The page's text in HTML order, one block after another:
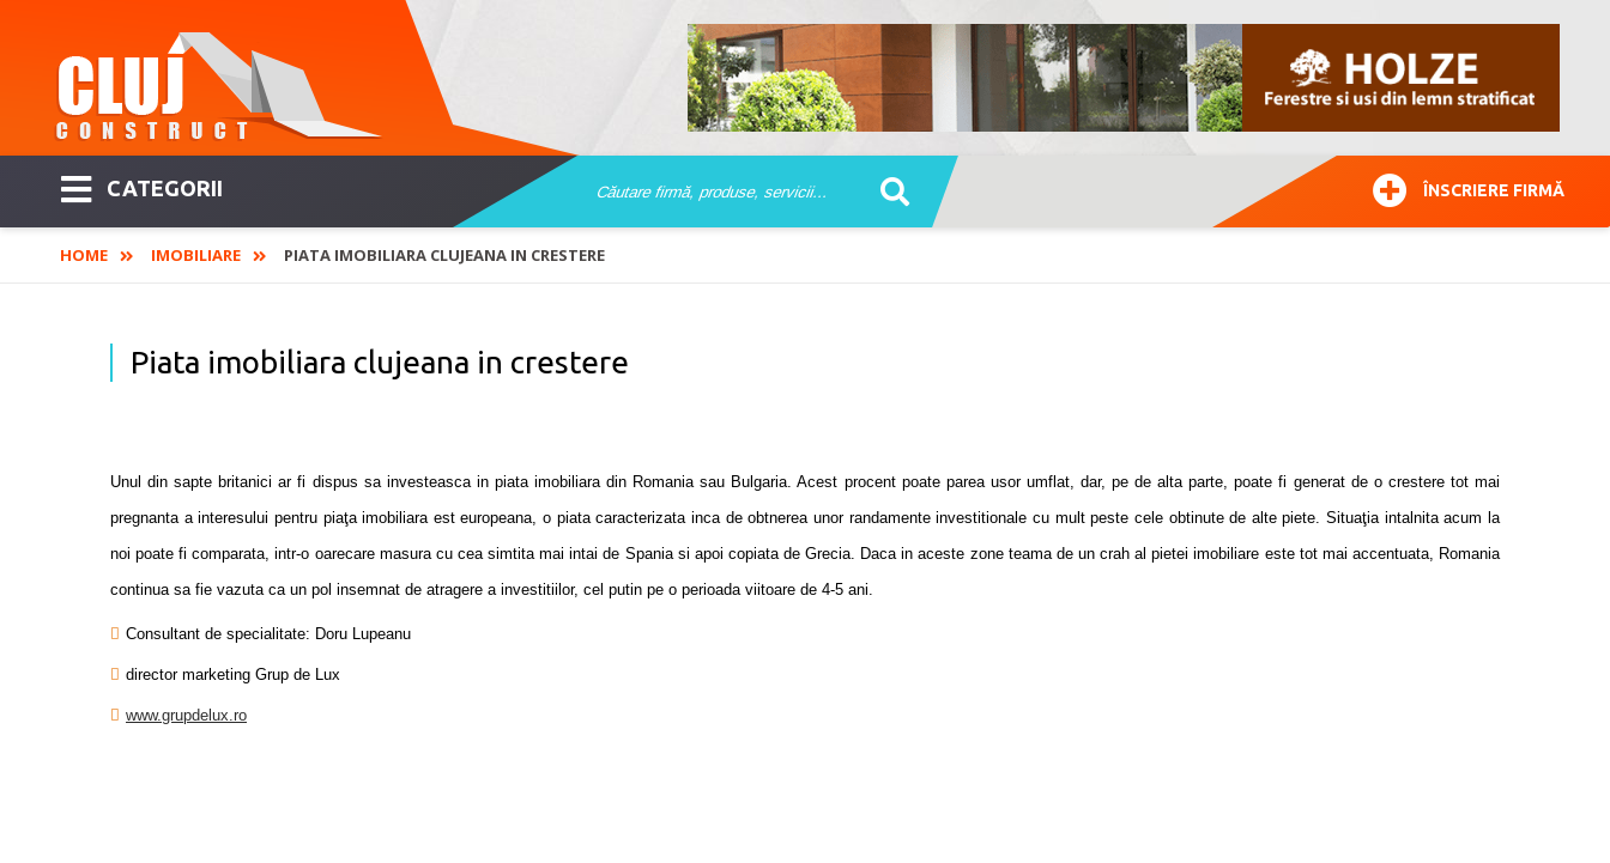
CATEGORII ÎNSCRIERE FIRMĂ
HOME IMOBILIARE PIATA IMOBILIARA CLUJEANA IN CRESTERE
Piata imobiliara clujeana in crestere
Unul din sapte britanici ar fi dispus sa investeasca in piata imobiliara din Romania sau Bulgaria. Acest procent poate parea usor umflat, dar, pe de alta parte, poate fi generat de o crestere tot mai
pregnanta a interesului pentru piaţa imobiliara est europeana, o piata caracterizata inca de obtnerea unor randamente investitionale cu mult peste cele obtinute de alte piete. Situaţia intalnita acum la
noi poate fi comparata, intr-o oarecare masura cu cea simtita mai intai de Spania si apoi copiata de Grecia. Daca in aceste zone teama de un crah al pietei imobiliare este tot mai accentuata, Romania
continua sa fie vazuta ca un pol insemnat de atragere a investitiilor, cel putin pe o perioada viitoare de 4-5 ani.
Consultant de specialitate: Doru Lupeanu
director marketing Grup de Lux
www.grupdelux.ro